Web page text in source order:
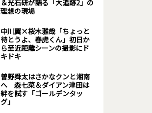
＆光石研が語る「大追跡2」の
理想の現場
中川翼×桜木雅哉「ちょっと
待とうよ、春虎くん」初日か
ら至近距離シーンの撮影にド
キドキ
曽野舜太はさかなクンと湘南
へ 森七菜＆ダイアン津田は
絆を試す「ゴールデンタッ
グ」